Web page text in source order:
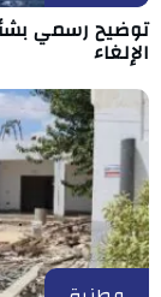
توضيح رسمي
الإلغاء